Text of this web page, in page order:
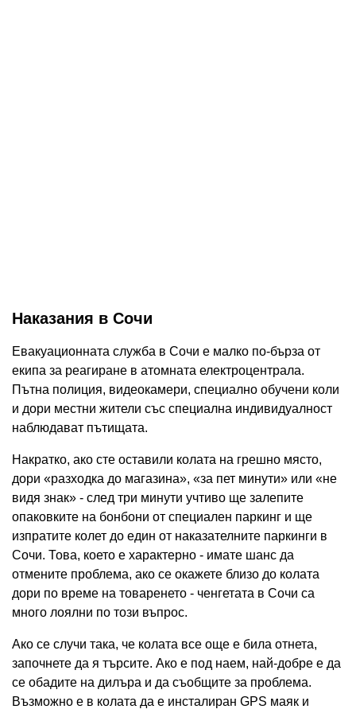
Наказания в Сочи
Евакуационната служба в Сочи е малко по-бърза от
екипа за реагиране в атомната електроцентрала.
Пътна полиция, видеокамери, специално обучени коли
и дори местни жители със специална индивидуалност
наблюдават пътищата.
Накратко, ако сте оставили колата на грешно място,
дори «разходка до магазина», «за пет минути» или «не
видя знак» - след три минути учтиво ще залепите
опаковките на бонбони от специален паркинг и ще
изпратите колет до един от наказателните паркинги в
Сочи. Това, което е характерно - имате шанс да
отмените проблема, ако се окажете близо до колата
дори по време на товаренето - ченгетата в Сочи са
много лоялни по този въпрос.
Ако се случи така, че колата все още е била отнета,
започнете да я търсите. Ако е под наем, най-добре е да
се обадите на дилъра и да съобщите за проблема.
Възможно е в колата да е инсталиран GPS маяк и